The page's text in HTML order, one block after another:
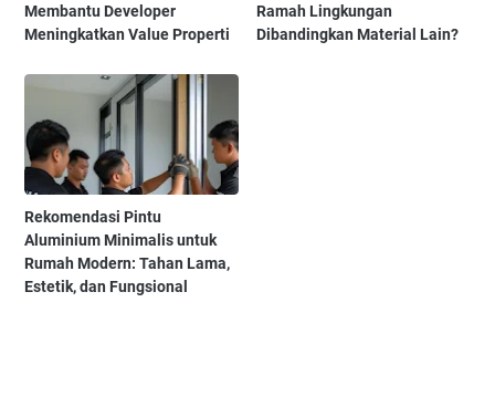
Membantu Developer
Meningkatkan Value Properti
Ramah Lingkungan
Dibandingkan Material Lain?
Rekomendasi Pintu
Aluminium Minimalis untuk
Rumah Modern: Tahan Lama,
Estetik, dan Fungsional